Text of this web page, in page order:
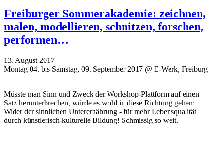
Freiburger Sommerakademie: zeichnen,
malen, modellieren, schnitzen, forschen,
performen…
13. August 2017
Montag 04. bis Samstag, 09. September 2017 @ E-Werk, Freiburg
Müsste man Sinn und Zweck der Workshop-Plattform auf einen
Satz herunterbrechen, würde es wohl in diese Richtung gehen:
Wider der sinnlichen Unterernährung - für mehr Lebensqualität
durch künstlerisch-kulturelle Bildung! Schmissig so weit.